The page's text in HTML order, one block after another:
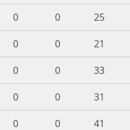
0 0
25
0 0
21
0 0
33
0 0
31
0 0
41